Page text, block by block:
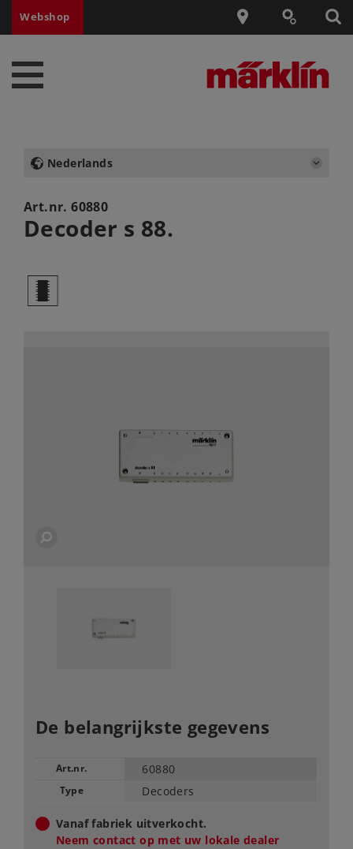
Webshop
Nederlands
Art.nr.60880
Decoder s 88.
b
De belangrijkste gegevens
Art.nr. 60880
Type Decoders
Vanaf fabriek uitverkocht.
Neem contact op met uw lokale dealer